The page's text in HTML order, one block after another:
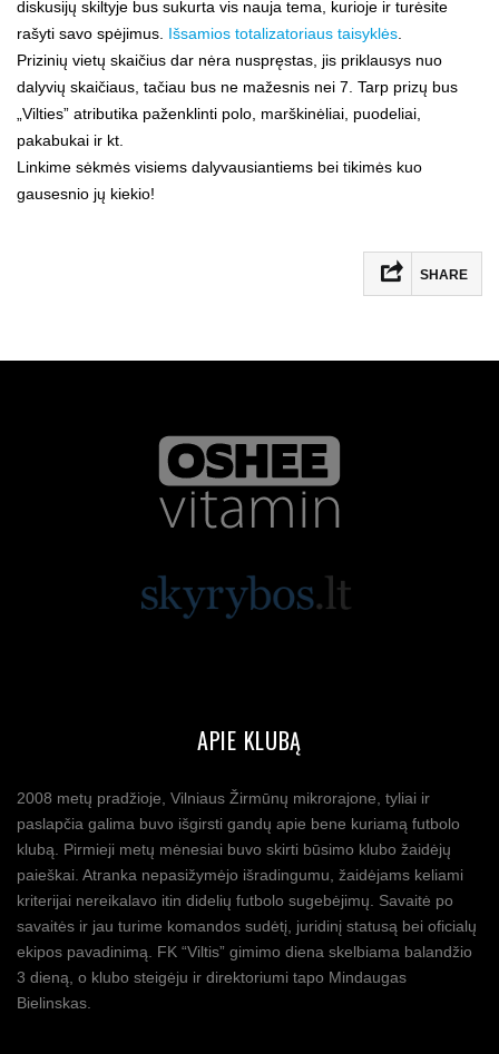
diskusijų skiltyje bus sukurta vis nauja tema, kurioje ir turėsite
rašyti savo spėjimus. Išsamios totalizatoriaus taisyklės
Prizinių vietų skaičius dar nėra nuspręstas, jis priklausys nuo
dalyvių skaičiaus, tačiau bus ne mažesnis nei 7. Tarp prizų bus
„Vilties” atributika paženklinti polo, marškinėliai, puodeliai,
pakabukai ir kt.
Linkime sėkmės visiems dalyvausiantiems bei tikimės kuo
gausesnio jų kiekio!
SHARE
APIE KLUBĄ
2008 metų pradžioje, Vilniaus Žirmūnų mikrorajone, tyliai ir
paslapčia galima buvo išgirsti gandų apie bene kuriamą futbolo
klubą. Pirmieji metų mėnesiai buvo skirti būsimo klubo žaidėjų
paieškai. Atranka nepasižymėjo išradingumu, žaidėjams keliami
kriterijai nereikalavo itin didelių futbolo sugebėjimų. Savaitė po
savaitės ir jau turime komandos sudėtį, juridinį statusą bei oficialų
ekipos pavadinimą. FK “Viltis” gimimo diena skelbiama balandžio
3 dieną, o klubo steigėju ir direktoriumi tapo Mindaugas
Bielinskas.